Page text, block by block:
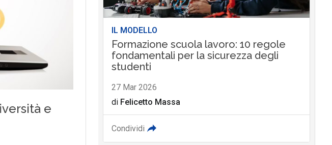
IL MODELLO
Formazione scuola lavoro: 10 regole
fondamentali per la sicurezza degli
studenti
27 Mar 2026
di Felicetto Massa
Condividi